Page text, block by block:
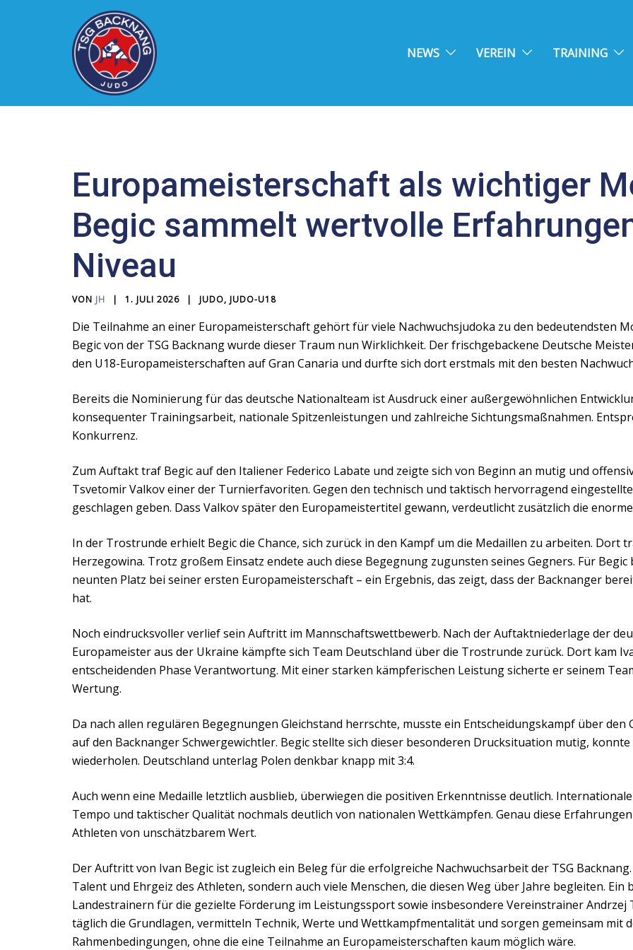
NEWS VEREIN TRAINING
Europameisterschaft als wichtiger
Begic sammelt wertvolle
Niveau
VON JH 1. JULI 2026 JUDO, JUDO-U18
Die Teilnahme an einer Europameisterschaft gehört für viele Nachwuchsjudoka zu den bedeutendsten
Begic von der TSG Backnang wurde dieser Traum nun Wirklichkeit. Der frischgebackene Deutsche
den U18-Europameisterschaften auf Gran Canaria und durfte sich dort erstmals mit den besten
Bereits die Nominierung für das deutsche Nationalteam ist Ausdruck einer außergewöhnlichen
konsequenter Trainingsarbeit, nationale Spitzenleistungen und zahlreiche Sichtungsmaßnahmen.
Konkurrenz.
Zum Auftakt traf Begic auf den Italiener Federico Labate und zeigte sich von Beginn an mutig und
Tsvetomir Valkov einer der Turnierfavoriten. Gegen den technisch und taktisch hervorragend
geschlagen geben. Dass Valkov später den Europameistertitel gewann, verdeutlicht zusätzlich die
In der Trostrunde erhielt Begic die Chance, sich zurück in den Kampf um die Medaillen zu arbeiten. Dort
Herzegowina. Trotz großem Einsatz endete auch diese Begegnung zugunsten seines Gegners. Für
neunten Platz bei seiner ersten Europameisterschaft – ein Ergebnis, das zeigt, dass der Backnanger
hat.
Noch eindrucksvoller verlief sein Auftritt im Mannschaftswettbewerb. Nach der Auftaktniederlage der
Europameister aus der Ukraine kämpfte sich Team Deutschland über die Trostrunde zurück. Dort kam
entscheidenden Phase Verantwortung. Mit einer starken kämpferischen Leistung sicherte er seinem
Wertung.
Da nach allen regulären Begegnungen Gleichstand herrschte, musste ein Entscheidungskampf über den
auf den Backnanger Schwergewichtler. Begic stellte sich dieser besonderen Drucksituation mutig,
wiederholen. Deutschland unterlag Polen denkbar knapp mit 3:4.
Auch wenn eine Medaille letztlich ausblieb, überwiegen die positiven Erkenntnisse deutlich.
Tempo und taktischer Qualität nochmals deutlich von nationalen Wettkämpfen. Genau diese
Athleten von unschätzbarem Wert.
Der Auftritt von Ivan Begic ist zugleich ein Beleg für die erfolgreiche Nachwuchsarbeit der TSG
Talent und Ehrgeiz des Athleten, sondern auch viele Menschen, die diesen Weg über Jahre begleiten.
Landestrainern für die gezielte Förderung im Leistungssport sowie insbesondere Vereinstrainer
täglich die Grundlagen, vermitteln Technik, Werte und Wettkampfmentalität und sorgen gemeinsam mit
Rahmenbedingungen, ohne die eine Teilnahme an Europameisterschaften kaum möglich wäre.